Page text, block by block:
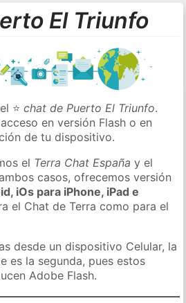
El Triunfo
⭐chat de Puerto El Triunfo.
en versión Flash o en
de tu dispositivo.
el Terra Chat España y el
casos, ofrecemos versión
iOs para iPhone, iPad e
el Chat de Terra como para el
desde un dispositivo Celular, la
es la segunda, pues estos
Adobe Flash.